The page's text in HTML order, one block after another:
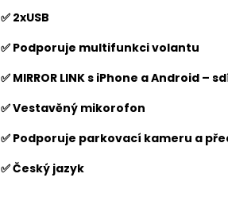
✅ 2xUSB
✅ Podporuje multifunkci volantu
✅ MIRROR LINK s iPhone a Android
✅ Vestavěný mikorofon
✅ Podporuje parkovací kameru a
✅ Český jazyk